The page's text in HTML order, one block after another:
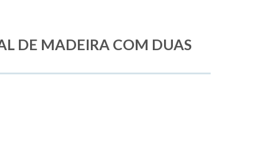
DE MADEIRA COM DUAS